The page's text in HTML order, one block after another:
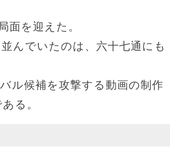
面を迎えた。
んでいたのは、六十七通にも
ル候補を攻撃する動画の制作
る。